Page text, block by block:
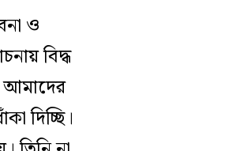
ও
বিদ্ধ
আমাদের
দিচ্ছি।